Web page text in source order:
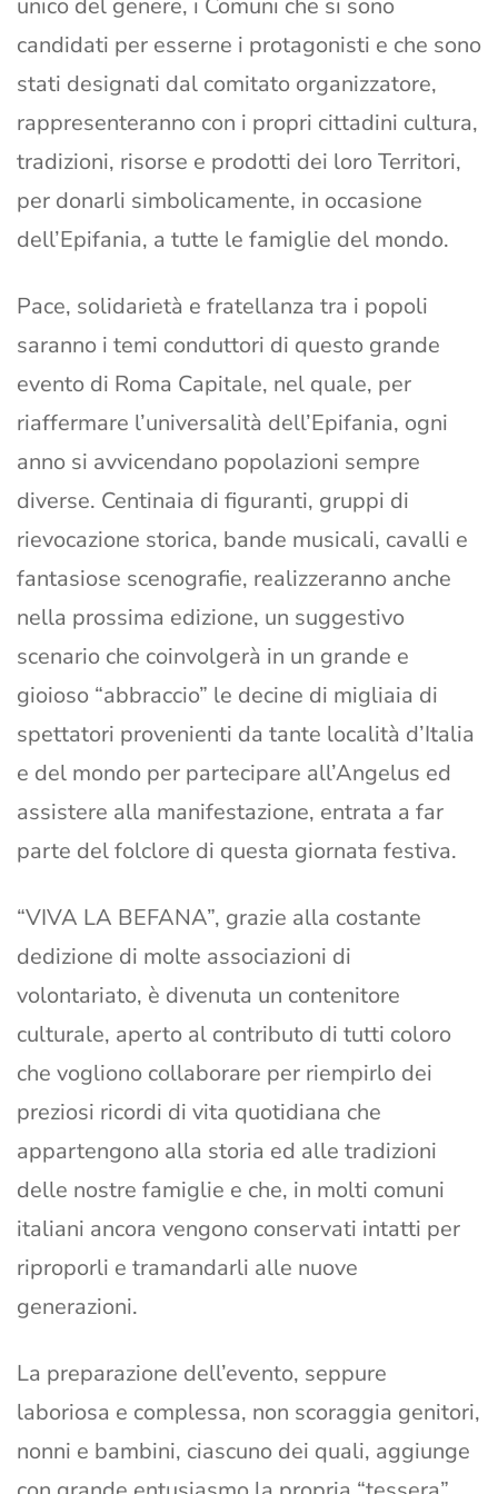
unico del genere, i Comuni che si sono
candidati per esserne i protagonisti e che sono
stati designati dal comitato organizzatore,
rappresenteranno con i propri cittadini cultura,
tradizioni, risorse e prodotti dei loro Territori,
per donarli simbolicamente, in occasione
dell’Epifania, a tutte le famiglie del mondo.
Pace, solidarietà e fratellanza tra i popoli
saranno i temi conduttori di questo grande
evento di Roma Capitale, nel quale, per
riaffermare l’universalità dell’Epifania, ogni
anno si avvicendano popolazioni sempre
diverse. Centinaia di figuranti, gruppi di
rievocazione storica, bande musicali, cavalli e
fantasiose scenografie, realizzeranno anche
nella prossima edizione, un suggestivo
scenario che coinvolgerà in un grande e
gioioso “abbraccio” le decine di migliaia di
spettatori provenienti da tante località d’Italia
e del mondo per partecipare all’Angelus ed
assistere alla manifestazione, entrata a far
parte del folclore di questa giornata festiva.
“VIVA LA BEFANA”, grazie alla costante
dedizione di molte associazioni di
volontariato, è divenuta un contenitore
culturale, aperto al contributo di tutti coloro
che vogliono collaborare per riempirlo dei
preziosi ricordi di vita quotidiana che
appartengono alla storia ed alle tradizioni
delle nostre famiglie e che, in molti comuni
italiani ancora vengono conservati intatti per
riproporli e tramandarli alle nuove
generazioni.
La preparazione dell’evento, seppure
laboriosa e complessa, non scoraggia genitori,
nonni e bambini, ciascuno dei quali, aggiunge